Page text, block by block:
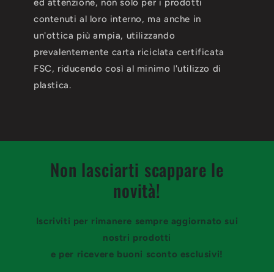
ed attenzione, non solo per i prodotti
contenuti al loro interno, ma anche in
un'ottica più ampia, utilizzando
prevalentemente carta riciclata certificata
FSC, riducendo così al minimo l'utilizzo di
plastica.
Non lasciarti scappare le
novità!
Iscriviti per rimanere sempre aggiornato sui
nostri prodotti
e per ricevere buoni sconto esclusivi!